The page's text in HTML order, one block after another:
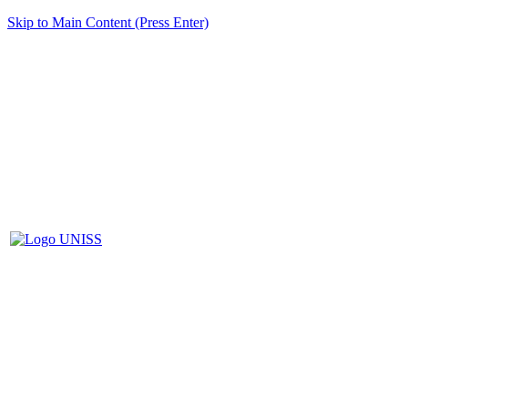
Skip to Main Content (Press Enter)